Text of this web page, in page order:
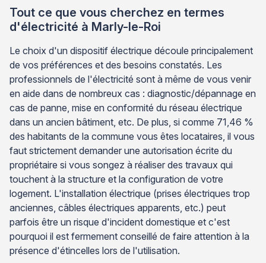
Tout ce que vous cherchez en termes
d'électricité à Marly-le-Roi
Le choix d'un dispositif électrique découle principalement
de vos préférences et des besoins constatés. Les
professionnels de l'électricité sont à même de vous venir
en aide dans de nombreux cas : diagnostic/dépannage en
cas de panne, mise en conformité du réseau électrique
dans un ancien bâtiment, etc. De plus, si comme 71,46 %
des habitants de la commune vous êtes locataires, il vous
faut strictement demander une autorisation écrite du
propriétaire si vous songez à réaliser des travaux qui
touchent à la structure et la configuration de votre
logement. L'installation électrique (prises électriques trop
anciennes, câbles électriques apparents, etc.) peut
parfois être un risque d'incident domestique et c'est
pourquoi il est fermement conseillé de faire attention à la
présence d'étincelles lors de l'utilisation.